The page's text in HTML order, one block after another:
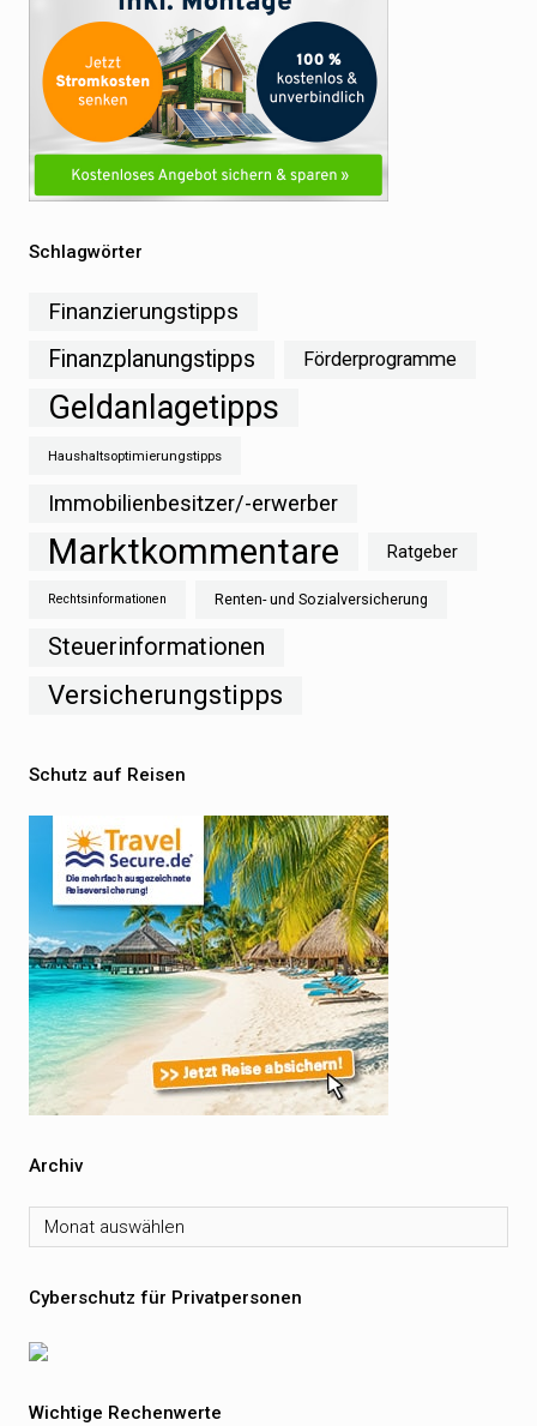
Schlagwörter
Finanzierungstipps
Finanzplanungstipps
Förderprogramme
Geldanlagetipps
Haushaltsoptimierungstipps
Immobilienbesitzer/-erwerber
Marktkommentare Ratgeber
Rechtsinformationen Renten- und Sozialversicherung
Steuerinformationen
Versicherungstipps
Schutz auf Reisen
Archiv
Archiv
Cyberschutz für Privatpersonen
Wichtige Rechenwerte